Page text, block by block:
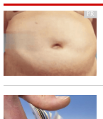
PR